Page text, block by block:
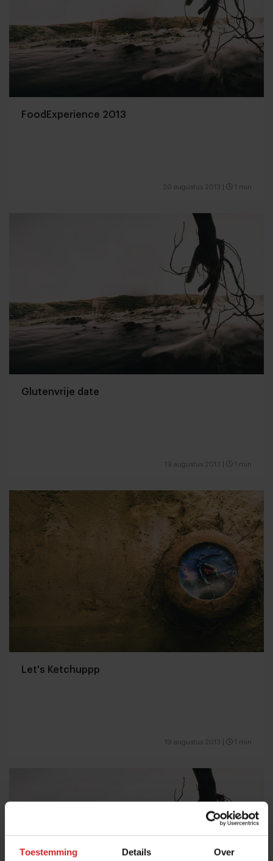
Toestemming Details Over
FoodExperience 2013
20 augustus 2013 1 min
Glutenvrije date
19 augustus 2013 1 min
Let's Ketchuppp
19 augustus 2013 1 min